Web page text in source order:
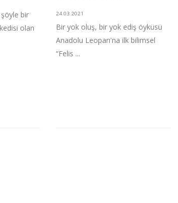
şöyle bir
olan
24.03.2021
Bir yok oluş, bir yok ediş öyküsü
Anadolu Leoparı'na ilk bilimsel
“Felis ...